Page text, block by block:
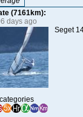
(7161km):
days ago
Seget